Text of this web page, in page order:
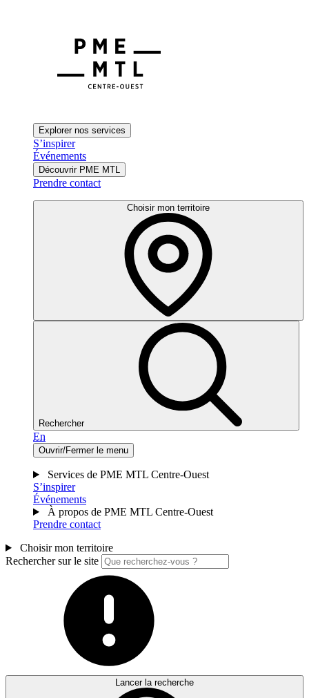
Explorer nos services
S’inspirer
Événements
Découvrir PME MTL
Prendre contact
Choisir mon territoire
Rechercher
En
Ouvrir/Fermer le menu
Services de PME MTL Centre-Ouest
S’inspirer
Événements
À propos de PME MTL Centre-Ouest
Prendre contact
Choisir mon territoire
Rechercher sur le site
Lancer la recherche